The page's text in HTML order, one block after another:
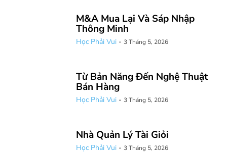
M&A Mua Lại Và Sáp Nhập
Thông Minh
Học Phải Vui - 3 Tháng 5, 2026
Từ Bản Năng Đến Nghệ Thuật
Bán Hàng
Học Phải Vui - 3 Tháng 5, 2026
Nhà Quản Lý Tài Giỏi
Học Phải Vui - 3 Tháng 5, 2026